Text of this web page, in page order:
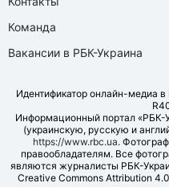
Команда
Вакансии в РБК-Украина
Идентификатор онлайн-медиа
Информационный портал «РБК-
(украинскую, русскую и
https://www.rbc.ua.
правообладателям. Все
являются журналисты РБК-
Creative Commons Attribution